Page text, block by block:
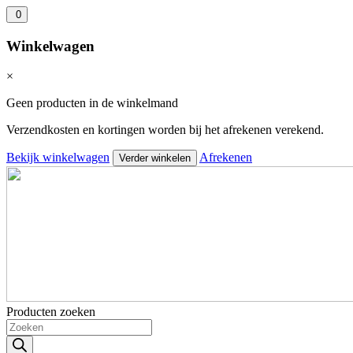
0
Winkelwagen
×
Geen producten in de winkelmand
Verzendkosten en kortingen worden bij het afrekenen verekend.
Bekijk winkelwagen Verder winkelen Afrekenen
Producten zoeken